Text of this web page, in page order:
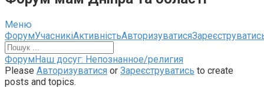
Меню
Навігація
по
форуму
ФорумУчасникіАктивністьАвторизуватися
Навігаційна
стежка
форуму
ФорумНаш досуг: Непознанное/религия
Please Авторизуватися or Зареєструватись to create
posts and topics.